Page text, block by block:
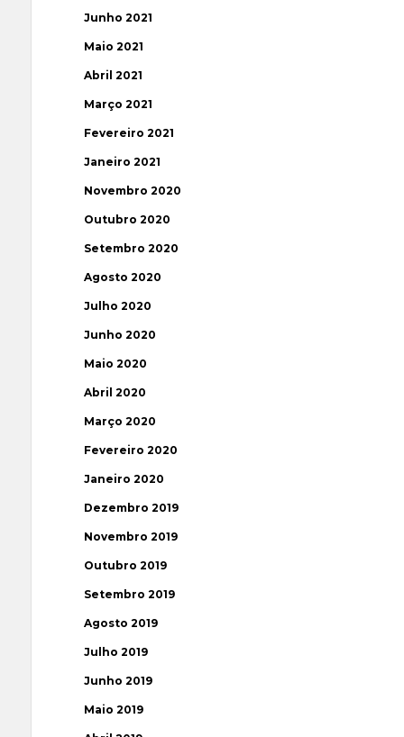
Junho 2021
Maio 2021
Abril 2021
Março 2021
Fevereiro 2021
Janeiro 2021
Novembro 2020
Outubro 2020
Setembro 2020
Agosto 2020
Julho 2020
Junho 2020
Maio 2020
Abril 2020
Março 2020
Fevereiro 2020
Janeiro 2020
Dezembro 2019
Novembro 2019
Outubro 2019
Setembro 2019
Agosto 2019
Julho 2019
Junho 2019
Maio 2019